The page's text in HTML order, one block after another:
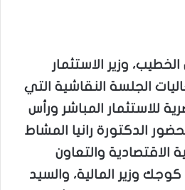
وزير الاستثمار
الجلسة النقاشية التي
للاستثمار المباشر ورأس
الدكتورة رانيا المشاط
الاقتصادية والتعاون
وزير المالية، والسيد